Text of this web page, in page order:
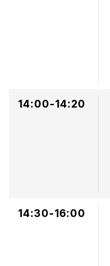
14:00-14:20
14:30-16:00